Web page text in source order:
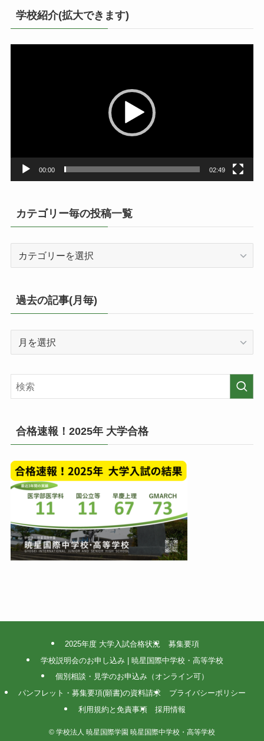
学校紹介(拡大できます)
00:00 02:49
カテゴリー毎の投稿一覧
リ
ー
投
一
覧
過去の記事(月毎)
記
毎)
合格速報！2025年 大学合格
2025年度 大学入試合格状況
募集要項
学校説明会のお申し込み | 暁星国際中学校・高等学校
個別相談・見学のお申込み（オンライン可）
パンフレット・募集要項(願書)の資料請求
プライバシーポリシー
利用規約と免責事項
採用情報
© 学校法人 暁星国際学園 暁星国際中学校・高等学校